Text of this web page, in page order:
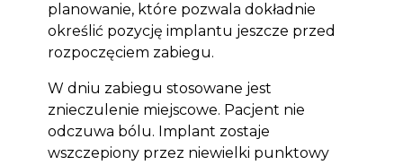
planowanie, które pozwala dokładnie
określić pozycję implantu jeszcze przed
rozpoczęciem zabiegu.
W dniu zabiegu stosowane jest
znieczulenie miejscowe. Pacjent nie
odczuwa bólu. Implant zostaje
wszczepiony przez niewielki punktowy